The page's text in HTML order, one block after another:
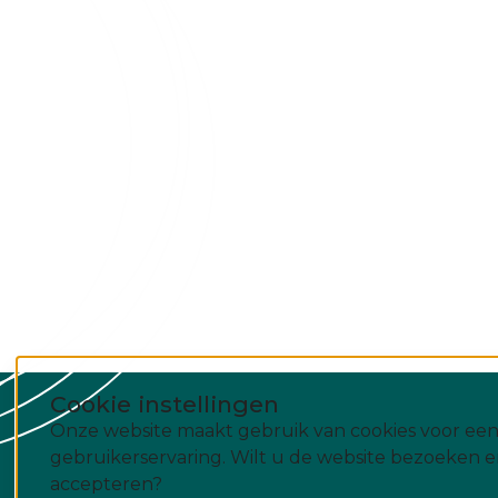
Cookie instellingen
Onze website maakt gebruik van cookies voor
gebruikerservaring. Wilt u de website bezoeken
accepteren?